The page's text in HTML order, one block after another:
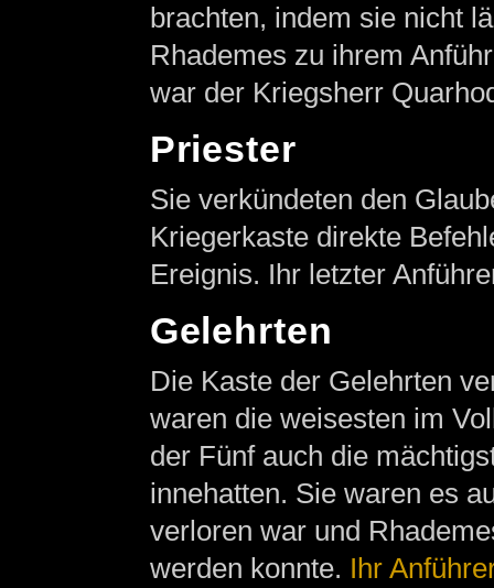
brachten, indem sie nicht
Rhademes zu ihrem
war der Kriegsherr
Priester
Sie verkündeten den
Kriegerkaste direkte
Ereignis. Ihr letzter
Gelehrten
Die Kaste der Gelehrten
waren die weisesten im
der Fünf auch die
innehatten. Sie waren es
verloren war und
werden konnte. Ihr